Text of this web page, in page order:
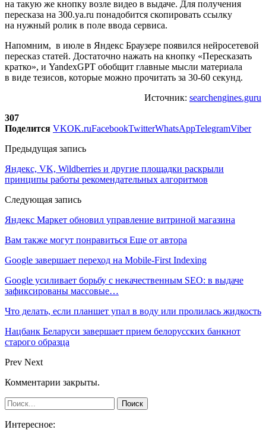
на такую же кнопку возле видео в выдаче. Для получения
пересказа на 300.ya.ru понадобится скопировать ссылку
на нужный ролик в поле ввода сервиса.
Напомним, в июле в Яндекс Браузере появился нейросетевой
пересказ статей. Достаточно нажать на кнопку «Пересказать
кратко», и YandexGPT обобщит главные мысли материала
в виде тезисов, которые можно прочитать за 30-60 секунд.
Источник: searchengines.guru
307
Поделится VKOK.ruFacebookTwitterWhatsAppTelegramViber
Предыдущая запись
Яндекс, VK, Wildberries и другие площадки раскрыли
принципы работы рекомендательных алгоритмов
Следующая запись
Яндекс Маркет обновил управление витриной магазина
Вам также могут понравиться Еще от автора
Google завершает переход на Mobile-First Indexing
Google усиливает борьбу с некачественным SEO: в выдаче
зафиксированы массовые…
Что делать, если планшет упал в воду или пролилась жидкость
Нацбанк Беларуси завершает прием белорусских банкнот
старого образца
Prev Next
Комментарии закрыты.
Интересное: